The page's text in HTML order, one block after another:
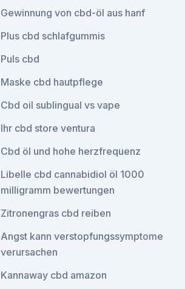
Gewinnung von cbd-öl aus hanf
Plus cbd schlafgummis
Puls cbd
Maske cbd hautpflege
Cbd oil sublingual vs vape
Ihr cbd store ventura
Cbd öl und hohe herzfrequenz
Libelle cbd cannabidiol öl 1000
milligramm bewertungen
Zitronengras cbd reiben
Angst kann verstopfungssymptome
verursachen
Kannaway cbd amazon